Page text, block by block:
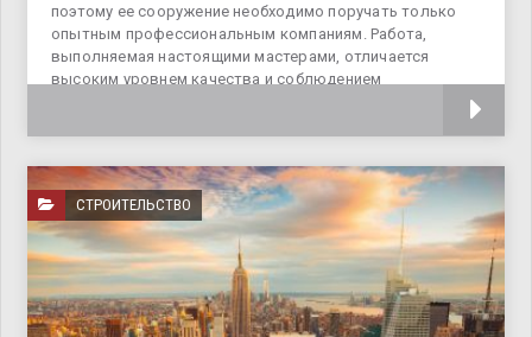
поэтому ее сооружение необходимо поручать только
опытным профессиональным компаниям. Работа,
выполняемая настоящими мастерами, отличается
высоким уровнем качества и соблюдением
СТРОИТЕЛЬСТВО